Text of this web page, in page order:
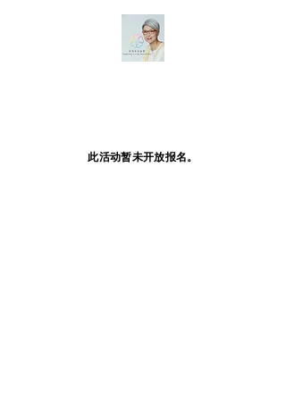
此活动暂未开放报名。